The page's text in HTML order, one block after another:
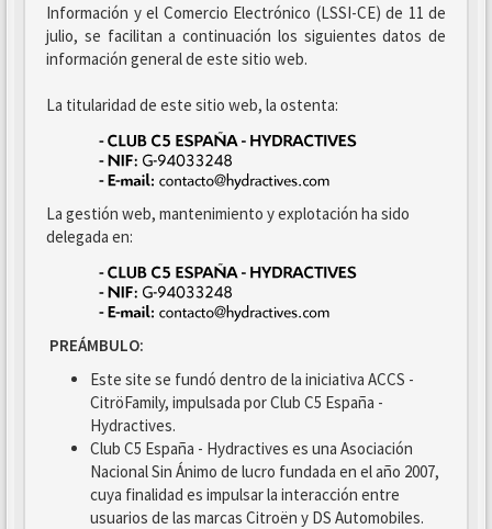
Información y el Comercio Electrónico (LSSI-CE) de 11 de
julio, se facilitan a continuación los siguientes datos de
información general de este sitio web.
La titularidad de este sitio web, la ostenta:
La gestión web, mantenimiento y explotación ha sido
delegada en:
PREÁMBULO:
Este site se fundó dentro de la iniciativa ACCS -
CitröFamily, impulsada por Club C5 España -
Hydractives.
Club C5 España - Hydractives es una Asociación
Nacional Sin Ánimo de lucro fundada en el año 2007,
cuya finalidad es impulsar la interacción entre
usuarios de las marcas Citroën y DS Automobiles.